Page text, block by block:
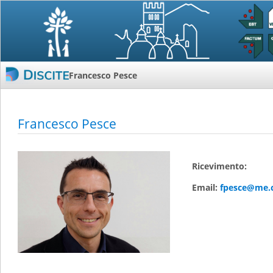
Francesco Pesce
Francesco Pesce
Ricevimento:
Email: